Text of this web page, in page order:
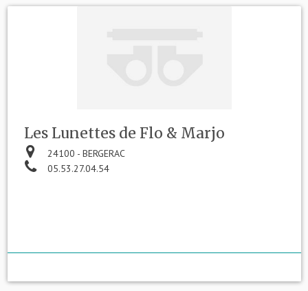
Les Lunettes de Flo & Marjo
24100 - BERGERAC
05.53.27.04.54